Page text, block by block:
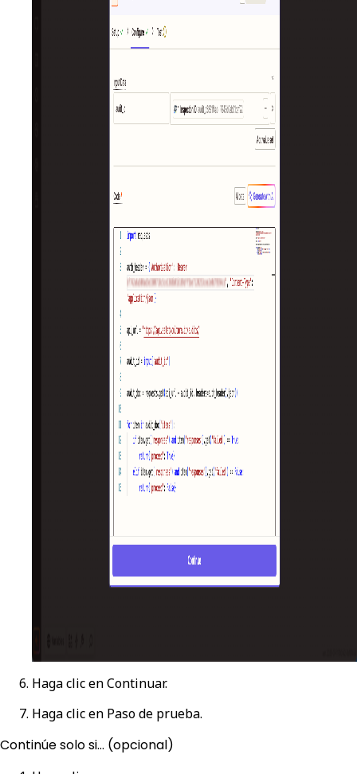
Haga clic enContinuar.
Haga clic en Paso de prueba.
Continúe solo si... (opcional)